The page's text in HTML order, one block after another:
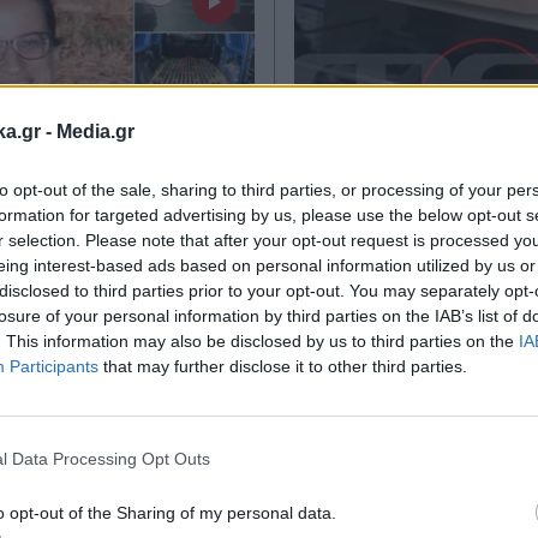
- Media.gr
opt-out of the sale, sharing to third parties, or processing of your
for targeted advertising by us, please use the below opt-out
selection. Please note that after your opt-out request is processed
interest-based ads based on personal information utilized by us
to third parties prior to your opt-out. You may separately
of your personal information by third parties on the IAB’s list of
This information may also be disclosed by us to third parties on the
Participants that may further disclose it to other third parties.
Data Processing Opt Outs
opt-out of the Sharing of my personal data.
24.06.2026 18:26
NEWSROOM
Λεβεντάκη:
με το
του Σκοπιανού
νεκρή την
- Οι κινήσεις του
πριν και μετά τη
ΕΛΛΑΔΑ
23.06.2026
PARAPOLITIKA
Τρόμος στο
Βίντεο
συμμορίες
απειλούν με
καδρόνια παιδιά,
κορίτσι -
μαρτυρίες
newsletter